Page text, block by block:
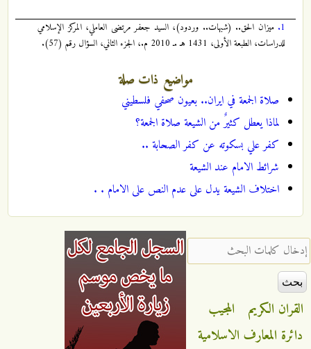
1. ميزان الحق.. (شبهات.. وردود)، السيد جعفر مرتضى العاملي، المركز الإسلامي
للدراسات، الطبعة الأولى، 1431 هـ .ـ 2010 م.، الجزء الثاني، السؤال رقم (57).
مواضيع ذات صلة
صلاة الجمعة في ايران.. بعيون صحفي فلسطيني
لماذا يعطل كثيرٌ من الشيعة صلاة الجمعة؟
كفر علي بسكوته عن كفر الصحابة ..
شرائط الامام عند الشيعة
اختلاف الشيعة يدل على عدم النص على الامام . .
‏إدخال كلمات البحث ‏
القران الكريم
المجيب
دائرة المعارف الاسلامية